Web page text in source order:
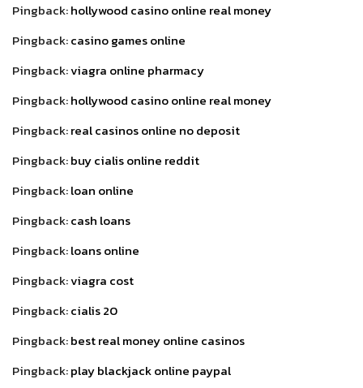
Pingback:hollywood casino online real money
Pingback:casino games online
Pingback:viagra online pharmacy
Pingback:hollywood casino online real money
Pingback:real casinos online no deposit
Pingback:buy cialis online reddit
Pingback:loan online
Pingback:cash loans
Pingback:loans online
Pingback:viagra cost
Pingback:cialis 20
Pingback:best real money online casinos
Pingback:play blackjack online paypal